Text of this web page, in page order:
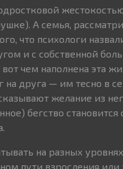
А семья,
что психологи
и с собственной
чем наполнена эта
на друга — им тесно в
желание из
бегство становится
на разных
пути взросления или